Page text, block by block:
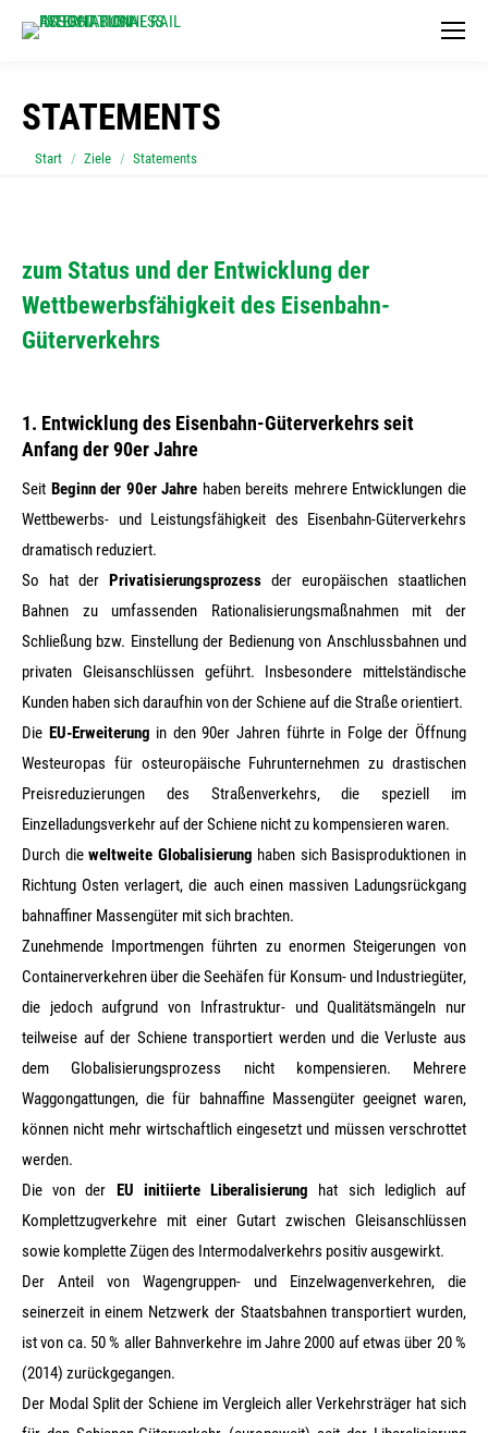
STATEMENTS
Sie befinden sich hier:
Start Ziele Statements
zum Status und der Entwicklung der
Wettbewerbsfähigkeit des Eisenbahn-
Güterverkehrs
1. Entwicklung des Eisenbahn-Güterverkehrs seit
Anfang der 90er Jahre
Seit Beginn der 90er Jahre haben bereits mehrere Entwicklungen die
Wettbewerbs- und Leistungsfähigkeit des Eisenbahn-Güterverkehrs
dramatisch reduziert.
So hat der Privatisierungsprozess der europäischen staatlichen
Bahnen zu umfassenden Rationalisierungsmaßnahmen mit der
Schließung bzw. Einstellung der Bedienung von Anschlussbahnen und
privaten Gleisanschlüssen geführt. Insbesondere mittelständische
Kunden haben sich daraufhin von der Schiene auf die Straße orientiert.
Die EU-Erweiterung in den 90er Jahren führte in Folge der Öffnung
Westeuropas für osteuropäische Fuhrunternehmen zu drastischen
Preisreduzierungen des Straßenverkehrs, die speziell im
Einzelladungsverkehr auf der Schiene nicht zu kompensieren waren.
Durch dieweltweite Globalisierung haben sich Basisproduktionen in
Richtung Osten verlagert, die auch einen massiven Ladungsrückgang
bahnaffiner Massengüter mit sich brachten.
Zunehmende Importmengen führten zu enormen Steigerungen von
Containerverkehren über die Seehäfen für Konsum- und Industriegüter,
die jedoch aufgrund von Infrastruktur- und Qualitätsmängeln nur
teilweise auf der Schiene transportiert werden und die Verluste aus
dem Globalisierungsprozess nicht kompensieren. Mehrere
Waggongattungen, die für bahnaffine Massengüter geeignet waren,
können nicht mehr wirtschaftlich eingesetzt und müssen verschrottet
werden.
Die von der EU initiierte Liberalisierung hat sich lediglich auf
Komplettzugverkehre mit einer Gutart zwischen Gleisanschlüssen
sowie komplette Zügen des Intermodalverkehrs positiv ausgewirkt.
Der Anteil von Wagengruppen- und Einzelwagenverkehren, die
seinerzeit in einem Netzwerk der Staatsbahnen transportiert wurden,
ist von ca. 50 % aller Bahnverkehre im Jahre 2000 auf etwas über 20 %
(2014) zurückgegangen.
Der Modal Split der Schiene im Vergleich aller Verkehrsträger hat sich